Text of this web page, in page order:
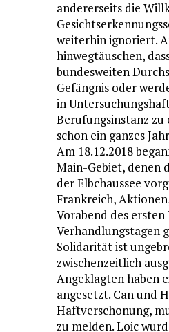
andererseits die
weiterhin ignoriert.
hinwegtäuschen,
bundesweiten
Gefängnis oder
in
Berufungsinstanz
schon ein ganzes
Am 18.12.2018
Main-Gebiet, denen
der Elbchaussee
Frankreich,
Vorabend des
Verhandlungstagen
Solidarität ist
zwischenzeitlich
Angeklagten haben
angesetzt. Can und
Haftverschonung,
zu melden. Loic